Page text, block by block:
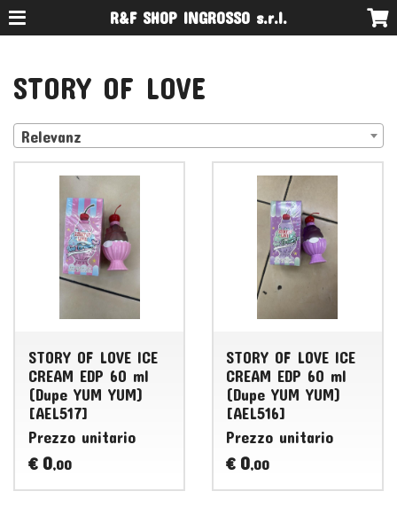
R&F SHOP INGROSSO s.r.l.
STORY OF LOVE
Relevanz
STORY OF LOVE ICE
CREAM EDP 60 ml
(Dupe YUM YUM)
[AEL517]
Prezzo unitario
€ 0,00
STORY OF LOVE ICE
CREAM EDP 60 ml
(Dupe YUM YUM)
[AEL516]
Prezzo unitario
€ 0,00